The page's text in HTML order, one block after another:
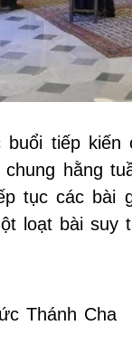
tiếp kiến
hằng
tục các bài
loạt bài suy
Thánh Cha